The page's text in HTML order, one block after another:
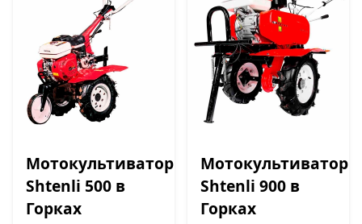
Мотокультиватор
Shtenli 500 в
Горках
Мотокультиватор
Shtenli 900 в
Горках